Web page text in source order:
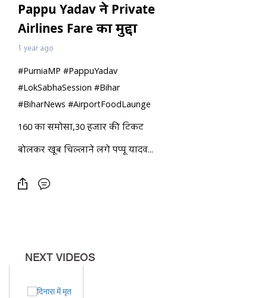
Pappu Yadav ने Private
Airlines Fare का मुद्दा
उठाया, सरकार को घेरा
1 year ago
#PurniaMP #PappuYadav
#LokSabhaSession #Bihar
#BiharNews #AirportFoodLaunge
160 का समोसा,30 हजार की टिकट
बोलकर खूब चिल्लाने लगे पप्पू यादव...
NEXT VIDEOS